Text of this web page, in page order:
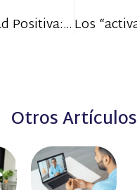
Sexualidad Positiva: Abrazando el Placer y la Salud
Otros Artículos